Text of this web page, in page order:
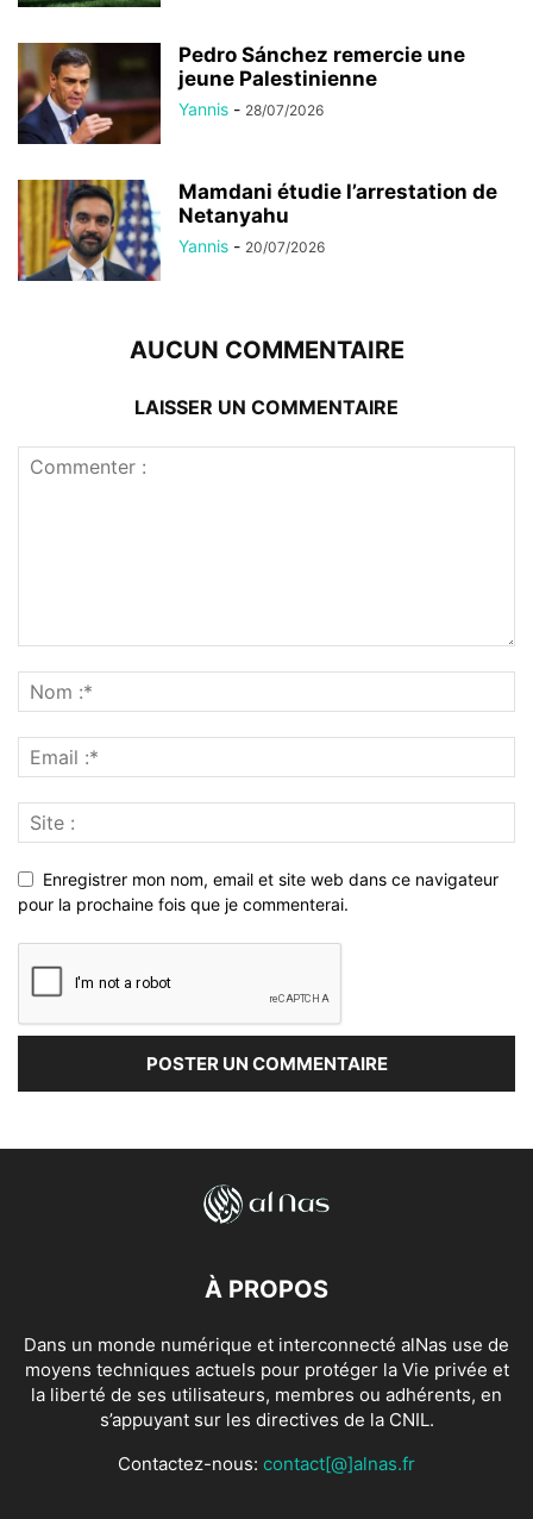
Pedro Sánchez remercie une
jeune Palestinienne
Yannis - 28/07/2026
Mamdani étudie l’arrestation de
Netanyahu
Yannis - 20/07/2026
AUCUN COMMENTAIRE
LAISSER UN COMMENTAIRE
Enregistrer mon nom, email et site web dans ce navigateur
pour la prochaine fois que je commenterai.
À PROPOS
Dans un monde numérique et interconnecté alNas use de
moyens techniques actuels pour protéger la Vie privée et
la liberté de ses utilisateurs, membres ou adhérents, en
s’appuyant sur les directives de la CNIL.
Contactez-nous: contact[@]alnas.fr